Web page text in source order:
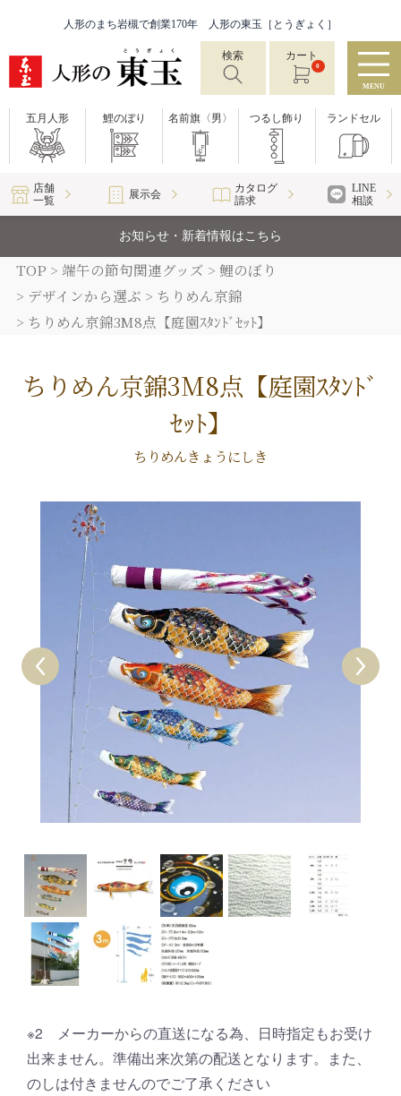
人形のまち岩槻で創業170年 人形の東玉［とうぎょく］
検索 カート
0
MENU
五月人形 鯉のぼり 名前旗〈男〉 つるし飾り ランドセル
店舗
一覧
展示会
カタログ
請求
LINE
相談
お知らせ・新着情報はこちら
TOP 端午の節句関連グッズ
鯉のぼり
デザインから選ぶ
ちりめん京錦
ちりめん京錦3M8点【庭園ｽﾀﾝﾄﾞｾｯﾄ】
ちりめん京錦3M8点【庭園ｽﾀﾝﾄﾞ
ｾｯﾄ】
ちりめんきょうにしき
※2 メーカーからの直送になる為、日時指定もお受け
出来ません。準備出来次第の配送となります。また、
のしは付きませんのでご了承ください